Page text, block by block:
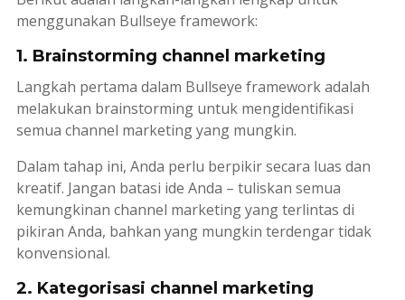
menggunakan Bullseye framework:
1. Brainstorming channel marketing
Langkah pertama dalam Bullseye frameworkadalah
melakukan brainstorminguntuk mengidentifikasi
semua channel marketingyang mungkin.
Dalam tahap ini, Anda perlu berpikir secara luas dan
kreatif. Jangan batasi ide Anda – tuliskan semua
kemungkinan channel marketingyang terlintas di
pikiran Anda, bahkan yang mungkin terdengar tidak
konvensional.
2. Kategorisasi channel marketing